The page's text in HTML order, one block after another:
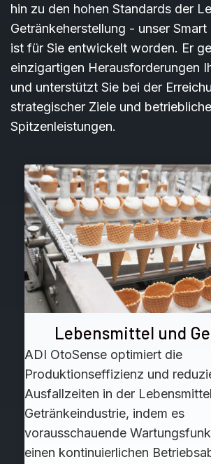
hin zu den hohen Standards der
Getränkeherstellung - unser
ist für Sie entwickelt worden. Er
einzigartigen Herausforderungen
und unterstützt Sie bei der
strategischer Ziele und
Spitzenleistungen.
Lebensmittel und
ADI OtoSense optimiert die
Produktionseffizienz und
Ausfallzeiten in der
Getränkeindustrie, indem es
vorausschauende
einen kontinuierlichen